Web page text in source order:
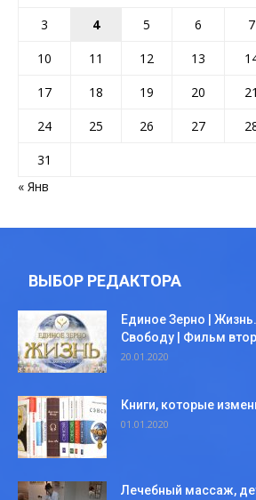
3
4 5 6 7
10
11 12 13
17
18 19 20 21
24
25 26 27
31
« Янв
ВЫБОР РЕДАКТОРА
Единое Зерно |
Свободу | Фильм
20.01.2020
Книги, которые
01.01.2020
Лечебный массаж,